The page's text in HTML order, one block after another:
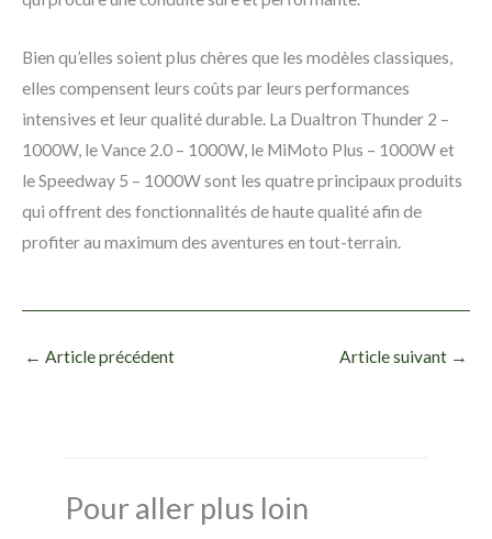
Bien qu’elles soient plus chères que les modèles classiques,
elles compensent leurs coûts par leurs performances
intensives et leur qualité durable. La Dualtron Thunder 2 –
1000W, le Vance 2.0 – 1000W, le MiMoto Plus – 1000W et
le Speedway 5 – 1000W sont les quatre principaux produits
qui offrent des fonctionnalités de haute qualité afin de
profiter au maximum des aventures en tout-terrain.
← Article précédent Article suivant →
Pour aller plus loin